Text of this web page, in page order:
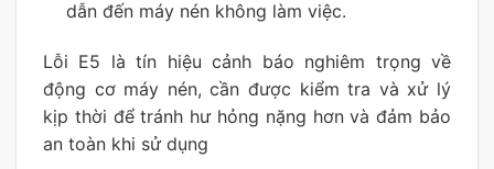
dẫn đến máy nén không làm việc.
Lỗi E5 là tín hiệu cảnh báo nghiêm trọng về
động cơ máy nén, cần được kiểm tra và xử lý
kịp thời để tránh hư hỏng nặng hơn và đảm bảo
an toàn khi sử dụng